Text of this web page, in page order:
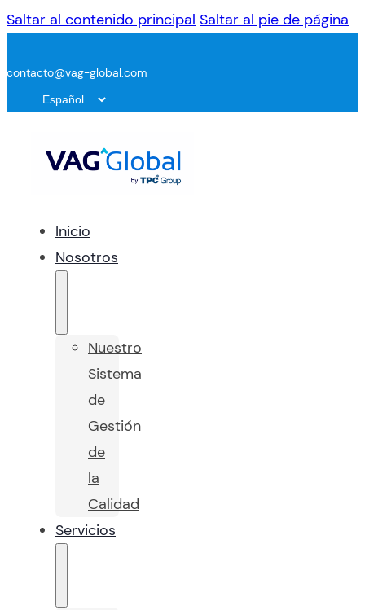
Saltar al contenido principal Saltar al pie de página
contacto@vag-global.com
Inicio
Nosotros
Nuestro
Sistema
de
Gestión
de
la
Calidad
Servicios